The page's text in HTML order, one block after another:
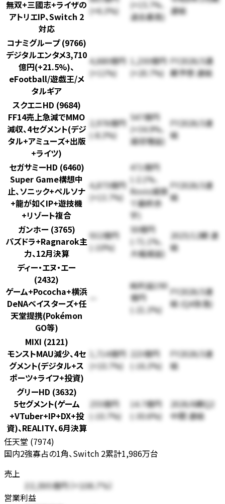
無双+三國志+ライザの
アトリエIP、Switch 2
対応
(+6.3%)
(+15.7%、
過去最高) 連結
コナミグループ (9766)
デジタルエンタメ3,710
億円(+21.5%)、
eFootball/遊戯王/メ
タルギア
4,680億円
(+11%)
1,230億円
(+20.7%)
FY2026/3通
期予想 連結
スクエニHD (9684)
FF14売上急減でMMO
減収、4セグメント(デジ
タル+アミューズ+出版
+ライツ)
2,976億円
(-8.3%)
547億円
(+34.9%、
減収増益)
FY2026/3連
結
セガサミーHD (6460)
Super Game構想中
止、ソニック+ペルソナ
+龍が如くIP+遊技機
+リゾート複合
4,875億円
(+13.7%)
471億円
(-2.1%、
Rovio減損
で最終赤
字)
FY2026/3連
結
ガンホー (3765)
パズドラ+Ragnarok主
力、12月決算
932億円
(-10%)
50億円
(-71.1%、
大幅減益)
2025/12期 連
結
ディー・エヌ・エー
(2432)
ゲーム+Pococha+横浜
DeNAベイスターズ+任
天堂提携(Pokémon
GO等)
—
純利益190
億円
(-21.3%)
FY2026/3連
結 (Q4急落)
MIXI (2121)
モンストMAU減少、4セ
グメント(デジタル+ス
ポーツ+ライフ+投資)
1,714億円
(+10.7%)
223億円
(-16.3%)
FY2026/3連
結
グリーHD (3632)
5セグメント(ゲーム
+VTuber+IP+DX+投
資)、REALITY、6月決算
255億円
(-10.7%)
14.7億円
(-30.6%)
2026/6期Q2
中間 連結
任天堂 (7974)
国内2強寡占の1角、Switch 2累計1,986万台
売上
22,395億円 (+106.7%)
営業利益